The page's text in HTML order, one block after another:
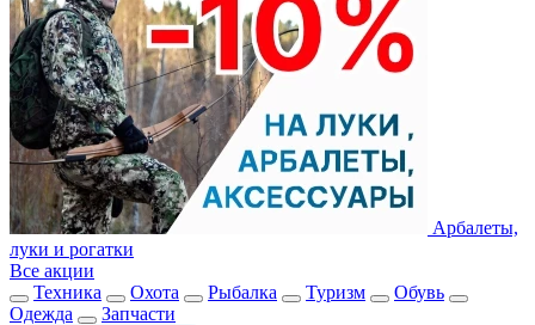
Арбалеты,
луки и рогатки
Все акции
Техника
Охота Рыбалка Туризм
Обувь
Одежда
Запчасти